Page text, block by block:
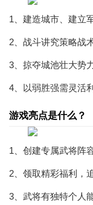
1、建造城市、建立
2、战斗讲究策略战
3、掠夺城池壮大势
4、以弱胜强需灵活
游戏亮点是什么？
1、创建专属武将阵
2、领取精彩福利，
3、武将有独特个人